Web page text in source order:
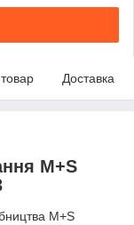
Доставка
M+S
M+S